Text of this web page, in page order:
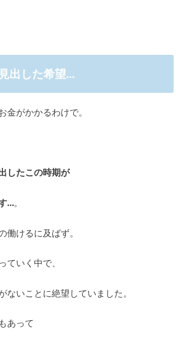
出した希望…
金がかかるわけで。
したこの時期が
…。
働けるに及ばず。
ていく中で、
ないことに絶望していました。
あって